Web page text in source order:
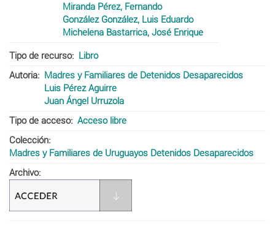
Miranda Pérez, Fernando
González González, Luis Eduardo
Michelena Bastarrica, José Enrique
Tipo de recurso
Libro
Autoria
Madres y Familiares de Detenidos Desaparecidos
Luis Pérez Aguirre
Juan Ángel Urruzola
Tipo de acceso
Acceso libre
Colección
Madres y Familiares de Uruguayos Detenidos Desaparecidos
Archivo